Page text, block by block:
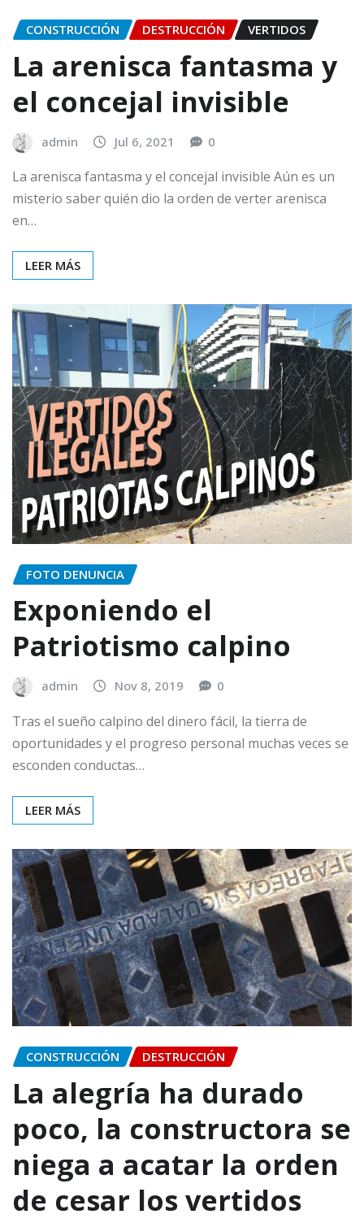
CONSTRUCCIÓN DESTRUCCIÓN VERTIDOS
La arenisca fantasma y
el concejal invisible
admin Jul 6, 2021 0
La arenisca fantasma y el concejal invisible Aún es un
misterio saber quién dio la orden de verter arenisca
en…
LEER MÁS
FOTO DENUNCIA
Exponiendo el
Patriotismo calpino
admin Nov 8, 2019 0
Tras el sueño calpino del dinero fácil, la tierra de
oportunidades y el progreso personal muchas veces se
esconden conductas…
LEER MÁS
CONSTRUCCIÓN DESTRUCCIÓN
La alegría ha durado
poco, la constructora se
niega a acatar la orden
de cesar los vertidos